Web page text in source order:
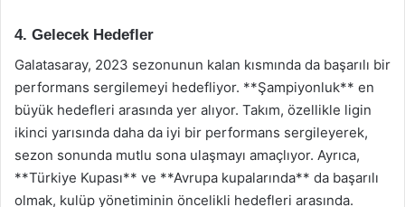
4. Gelecek Hedefler
Galatasaray, 2023 sezonunun kalan kısmında da başarılı bir
performans sergilemeyi hedefliyor. **Şampiyonluk** en
büyük hedefleri arasında yer alıyor. Takım, özellikle ligin
ikinci yarısında daha da iyi bir performans sergileyerek,
sezon sonunda mutlu sona ulaşmayı amaçlıyor. Ayrıca,
**Türkiye Kupası** ve **Avrupa kupalarında** da başarılı
olmak, kulüp yönetiminin öncelikli hedefleri arasında.